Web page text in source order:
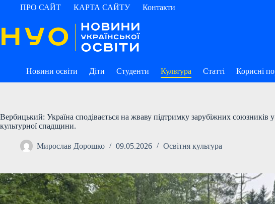
ПерейтиПРО САЙТ КАРТА САЙТУ Контакти
Новини освіти Діти Студенти Культура Статті Корисні
Вербицький: Україна сподівається на жваву підтримку зарубіжних союзників
культурної спадщини.
Мирослав Дорошко 09.05.2026 Освітня культура